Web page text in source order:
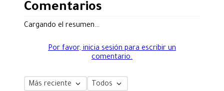
Comentarios
Cargando el resumen…
Por favor, inicia sesión para escribir un
comentario.
Más reciente Todos